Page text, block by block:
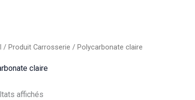
/ Produit Carrosserie / Polycarbonate claire
claire
affichésTrié